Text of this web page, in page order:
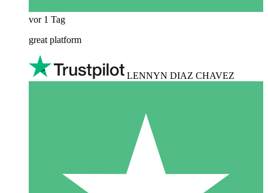
vor 1 Tag
great platform
LENNYN DIAZ CHAVEZ